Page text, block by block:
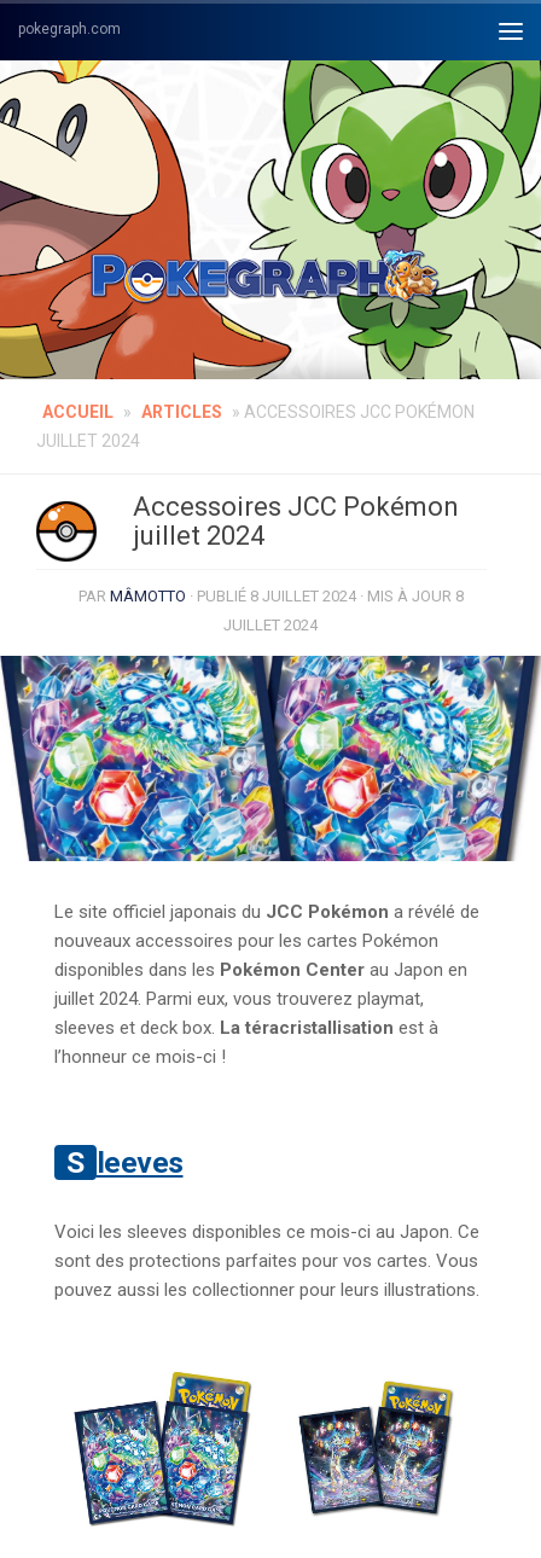
Skip to content
ACCUEIL » ARTICLES » ACCESSOIRES JCC POKÉMON
JUILLET 2024
Accessoires JCC Pokémon
juillet 2024
PAR MÂMOTTO · PUBLIÉ 8 JUILLET 2024· MIS À JOUR 8
JUILLET 2024
Le site officiel japonais du JCC Pokémon a révélé de
nouveaux accessoires pour les cartes Pokémon
disponibles dans les Pokémon Center au Japon en
juillet 2024. Parmi eux, vous trouverez playmat,
sleeves et deck box. La téracristallisation est à
l’honneur ce mois-ci !
Sleeves
Voici les sleeves disponibles ce mois-ci au Japon. Ce
sont des protections parfaites pour vos cartes. Vous
pouvez aussi les collectionner pour leurs illustrations.